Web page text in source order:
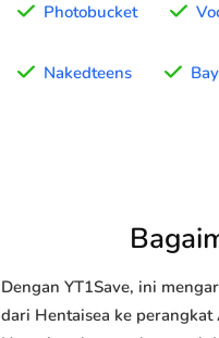
Photobucket
Nakedteens
Dengan YT1Save, ini
dari Hentaisea ke